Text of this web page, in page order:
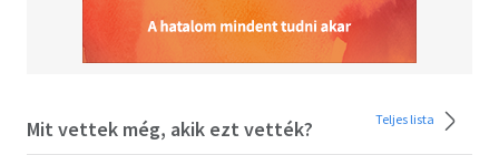
Mit vettek még, akik ezt vették? Teljes lista